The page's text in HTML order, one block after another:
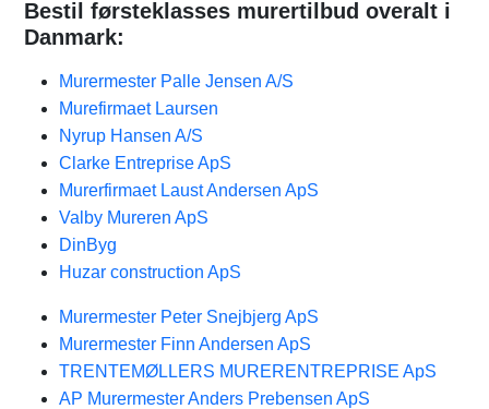
Bestil førsteklasses murertilbud overalt i
Danmark:
Murermester Palle Jensen A/S
Murefirmaet Laursen
Nyrup Hansen A/S
Clarke Entreprise ApS
Murerfirmaet Laust Andersen ApS
Valby Mureren ApS
DinByg
Huzar construction ApS
Murermester Peter Snejbjerg ApS
Murermester Finn Andersen ApS
TRENTEMØLLERS MURERENTREPRISE ApS
AP Murermester Anders Prebensen ApS